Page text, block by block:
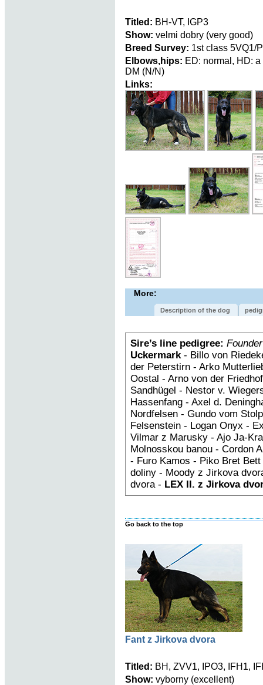
Titled: BH-VT, IGP3
Show: velmi dobry (very good)
Breed Survey: 1st class 5VQ1/P
Elbows,hips: ED: normal, HD:
DM (N/N)
Links:
More:
Description of the dog
Sire’s line pedigree: Founder
Uckermark- Billo von
der Peterstirn - Arko
Oostal - Arno von der
Sandhügel - Nestor v.
Hassenfang - Axel d.
Nordfelsen - Gundo vom
Felsenstein - Logan Onyx -
Vilmar z Marusky - Ajo Ja-
Molnosskou banou - Cordon
- Furo Kamos - Piko Bret
doliny - Moody z Jirkova
dvora - LEX II. z Jirkova
Go back to the top
Fant z Jirkova dvora
Titled: BH, ZVV1, IPO3, IFH1,
Show: vyborny (excellent)